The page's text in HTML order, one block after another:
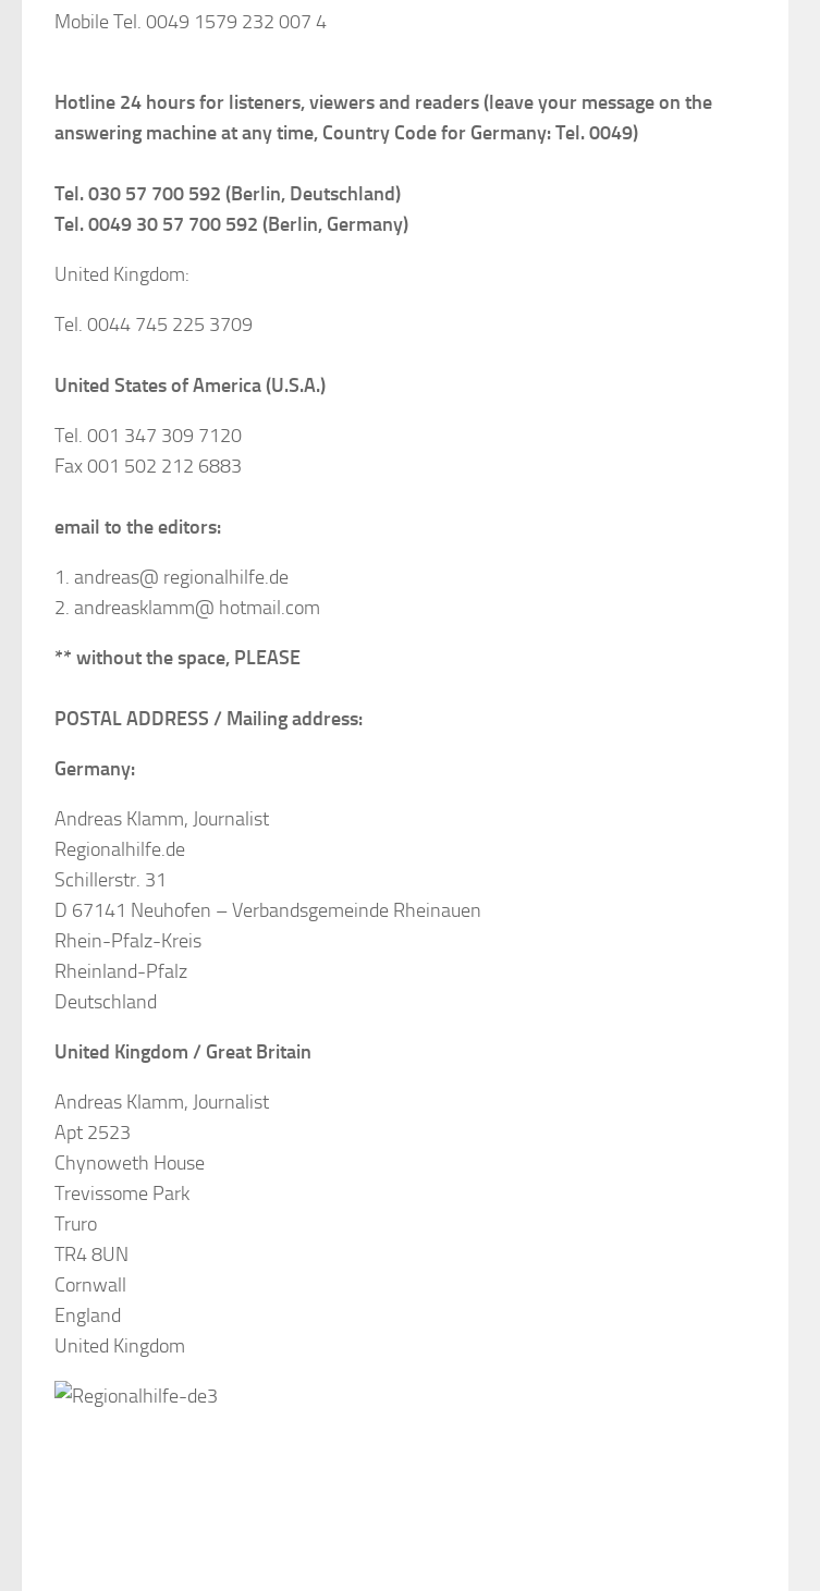
Mobile Tel. 0049 1579 232 007 4
Hotline 24 hours for listeners, viewers and readers (leave your message on the
answering machine at any time, Country Code for Germany: Tel. 0049)
Tel. 030 57 700 592 (Berlin, Deutschland)
Tel. 0049 30 57 700 592 (Berlin, Germany)
United Kingdom:
Tel. 0044 745 225 3709
United States of America (U.S.A.)
Tel. 001 347 309 7120
Fax 001 502 212 6883
email to the editors:
1. andreas@ regionalhilfe.de
2. andreasklamm@ hotmail.com
** without the space, PLEASE
POSTAL ADDRESS / Mailing address:
Germany:
Andreas Klamm, Journalist
Regionalhilfe.de
Schillerstr. 31
D 67141 Neuhofen – Verbandsgemeinde Rheinauen
Rhein-Pfalz-Kreis
Rheinland-Pfalz
Deutschland
United Kingdom / Great Britain
Andreas Klamm, Journalist
Apt 2523
Chynoweth House
Trevissome Park
Truro
TR4 8UN
Cornwall
England
United Kingdom